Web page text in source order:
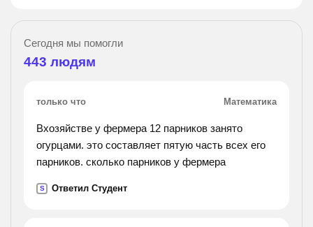
Сегодня мы помогли
443 людям
только что Математика
Вхозяйстве у фермера 12 парников занято
огурцами. это составляет пятую часть всех его
парников. сколько парников у фермера
S Ответил Студент